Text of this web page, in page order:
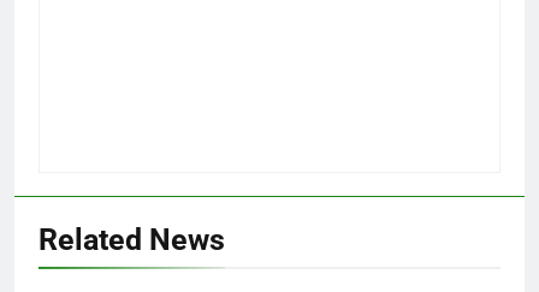
Related News